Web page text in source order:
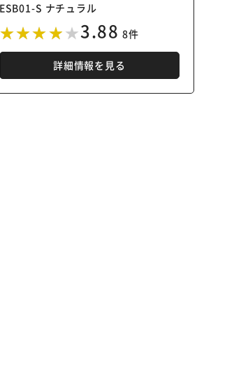
ESB01-S ナチュラル
3.88 8件
詳細情報を見る